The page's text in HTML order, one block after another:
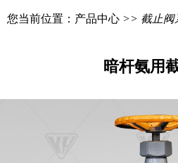
您当前位置： 产品中心 >> 截止阀
暗杆氨用